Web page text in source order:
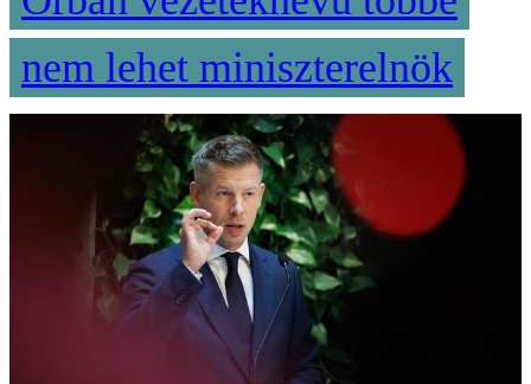
nem lehet miniszterelnök